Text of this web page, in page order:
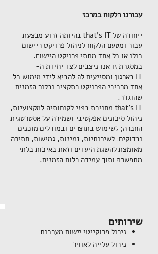
עבורנו הלקוח במרכז
ייחודה של that's IT בהיותה זרוע מבצעת
עבור ומטעם הלקוח לניהול פרויקט היישום
כולו או כל אחד מתתי פרויקט היישום.
במסגרת זו אנו ניצבים לצד יחידת ה-
IT בארגון ומסייעים לה להביא לידי מימוש כל
אחד מרכיבי הפרויקט בתקציב ובלוח הזמנים
שהוגדר.
that's IT מחויבת בפני לקוחותיה למקצועיות,
ניהול סיכונים אפקטיבי ושמירה על אסטרטגית
החברה; לשימוש בתוצרים ובמודלים מוכנים
ובדוקים; לשירותיות, זמינות, גמישות, חתירה
מאומצת להשגת היעדים וזאת באיכות בלתי
מתפשרת ותוך עמידה בלוח הזמנים.
שירותים
ניהול פרוקייטי יישום מערכות
ניהול עלייה לאוויר